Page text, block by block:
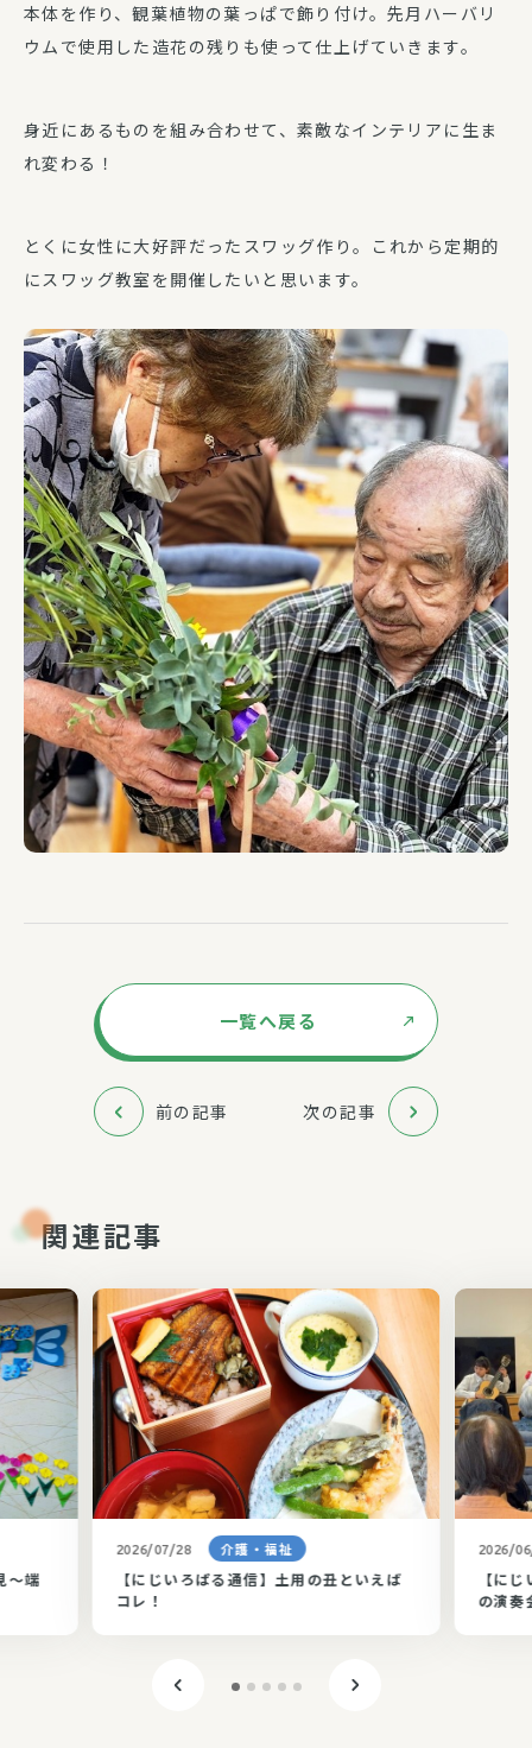
本体を作り、観葉植物の葉っぱで飾り付け。先月ハーバリ
ウムで使用した造花の残りも使って仕上げていきます。
身近にあるものを組み合わせて、素敵なインテリアに生ま
れ変わる！
とくに女性に大好評だったスワッグ作り。これから定期的
にスワッグ教室を開催したいと思います。
一覧へ戻る
前の記事 次の記事
関連記事
～端
2026/07/28 介護・福祉
【にじいろぱる通信】土用の丑といえば
コレ！
2026/
【に
の演奏